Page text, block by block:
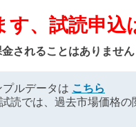
す、試読申込
されることはありません
ルデータは こちら
読では、過去市場価格